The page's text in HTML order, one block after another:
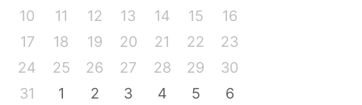
10
11 12 13 14 15
16
17
18 19 20 21 22
23
24
25 26 27 28 29
30
31
1 2 3 4 5 6